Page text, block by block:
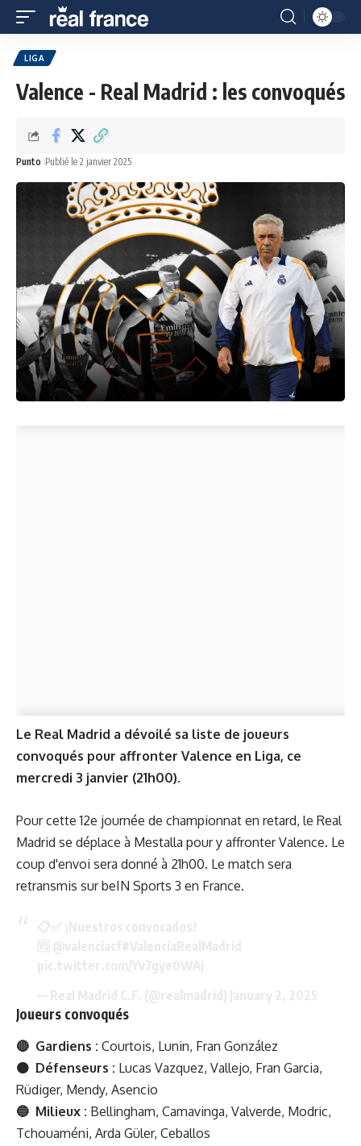
LIGA
Valence - Real Madrid : les convoqués
Punto Publié le 2 janvier 2025
Le Real Madrid a dévoilé sa liste de joueurs
convoqués pour affronter Valence en Liga, ce
mercredi 3 janvier (21h00).
Pour cette 12e journée de championnat en retard, le Real
Madrid se déplace à Mestalla pour y affronter Valence. Le
coup d'envoi sera donné à 21h00. Le match sera
retransmis sur beIN Sports 3 en France.
Joueurs convoqués
🔴 Gardiens : Courtois, Lunin, Fran González
🟠 Défenseurs : Lucas Vazquez, Vallejo, Fran Garcia,
Rüdiger, Mendy, Asencio
🔵 Milieux : Bellingham, Camavinga, Valverde, Modric,
Tchouaméni, Arda Güler, Ceballos